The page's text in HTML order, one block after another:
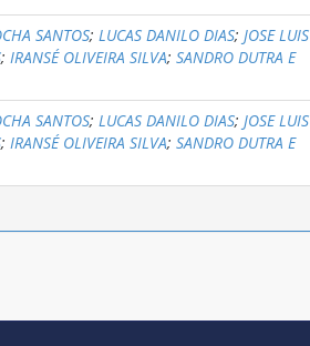
SANTOS; LUCAS DANILO DIAS; JOSE LUIS
; IRANSÉ OLIVEIRA SILVA; SANDRO DUTRA E
SANTOS; LUCAS DANILO DIAS; JOSE LUIS
; IRANSÉ OLIVEIRA SILVA; SANDRO DUTRA E